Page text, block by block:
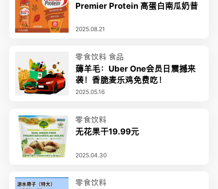
Premier Protein 高蛋白南瓜奶昔
2025.08.21
零食饮料 食品
薅羊毛：Uber One会员日震撼来
袭！香脆麦乐鸡免费吃！
2025.05.16
零食饮料
无花果干19.99元
2025.04.30
零食饮料